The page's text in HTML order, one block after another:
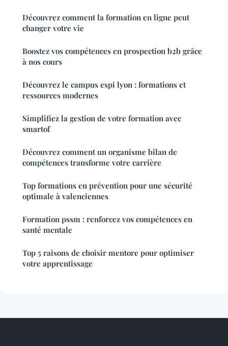
Découvrez comment la formation en ligne peut
changer votre vie
Boostez vos compétences en prospection b2b grâce
à nos cours
Découvrez le campus espi lyon : formations et
ressources modernes
Simplifiez la gestion de votre formation avec
smartof
Découvrez comment un organisme bilan de
compétences transforme votre carrière
Top formations en prévention pour une sécurité
optimale à valenciennes
Formation pssm : renforcez vos compétences en
santé mentale
Top 5 raisons de choisir mentore pour optimiser
votre apprentissage